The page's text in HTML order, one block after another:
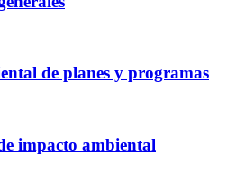
de planes y programas
impacto ambiental